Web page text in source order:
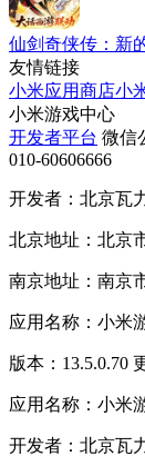
仙剑奇侠传：新
友情链接
小米应用商店小
小米游戏中心
开发者平台 微信
010-60606666
开发者：北京瓦
北京地址：北京
南京地址：南京
应用名称：小米
版本：13.5.0.70
应用名称：小米
开发者：北京瓦